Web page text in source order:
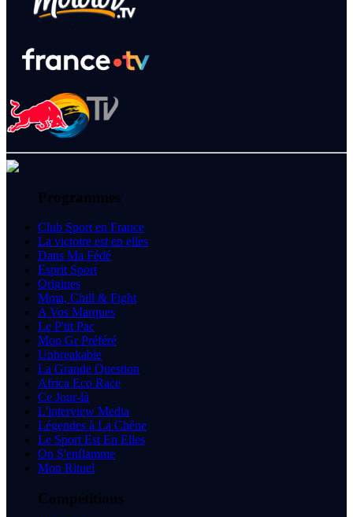
Programmes
Club Sport en France
La victoire est en elles
Dans Ma Fédé
Esprit Sport
Origines
Mma, Chill & Fight
A Vos Marques
Le P'tit Pac
Mon Gr Préféré
Unbreakable
La Grande Question
Africa Eco Race
Ce Jour-là
L'interview Media
Légendes à La Chêne
Le Sport Est En Elles
On S'enflamme
Mon Rituel
Compétitions